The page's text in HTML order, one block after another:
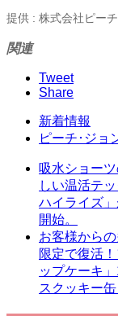
提供 : 株式会社ピー
関連
Tweet
Share
新着情報
ピーチ･ジョ
吸水ショー
しい温活テ
ハイライズ
開始。
お客様から
限定で復活
ップケーキ
スクッキー缶